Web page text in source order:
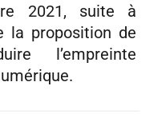
2021, suite à
la proposition de
l’empreinte